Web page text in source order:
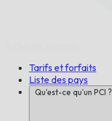
Tarifs et forfaits
Liste des pays
Qu'est-ce qu'un PCI ?